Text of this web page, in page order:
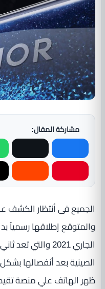
مشاركة المقال:
والمتوقع إطلاقها رسمياً
الجاري 2021
الصينية بعد أنفصالها